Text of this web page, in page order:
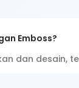
Emboss?
dan desain,